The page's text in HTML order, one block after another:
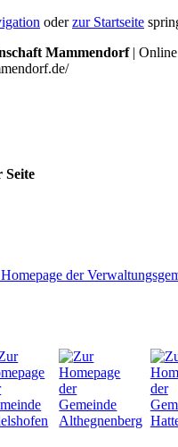
oderzur Startseite
Mammendorf|
Seite